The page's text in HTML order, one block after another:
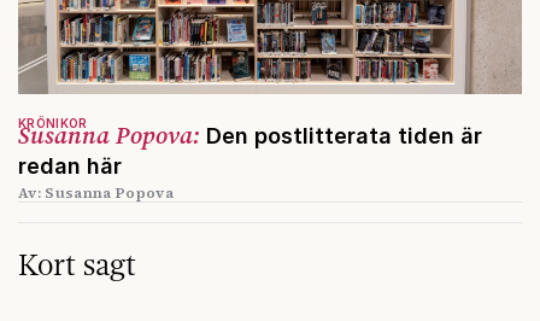
Susanna Popova: Den postlitterata tiden är
redan här
KRÖNIKOR
Av: Susanna Popova
Kort sagt